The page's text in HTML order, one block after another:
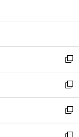
開
ン
ウ
で
開
く
ウ
ン
ド
ウ
で
開
く
新
し
い
ウ
ィ
ン
新
し
い
ウ
新
し